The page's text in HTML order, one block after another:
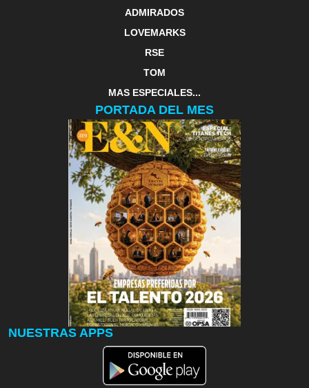
ADMIRADOS
LOVEMARKS
RSE
TOM
MAS ESPECIALES...
PORTADA DEL MES
NUESTRAS APPS